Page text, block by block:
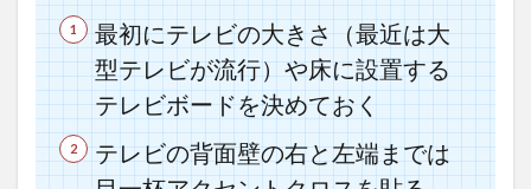
ロ
ス
貼
っ
て
後
悔
最初にテレビの大きさ（最近は大
型テレビが流行）や床に設置する
テレビボードを決めておく
テレビの背面壁の右と左端までは